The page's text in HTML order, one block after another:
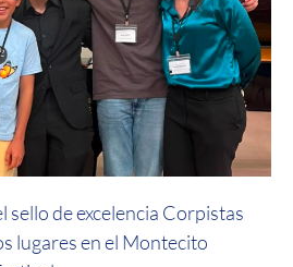
sello de excelencia Corpistas
lugares en el Montecito